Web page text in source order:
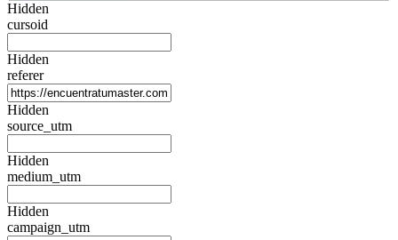
Hidden
cursoid
Hidden
referer
Hidden
source_utm
Hidden
medium_utm
Hidden
campaign_utm